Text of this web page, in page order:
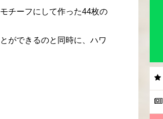
チーフにして作った44枚の
ができるのと同時に、ハワ